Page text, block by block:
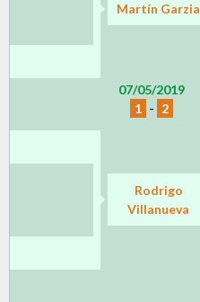
Martín Garzia
07/05/2019
1 - 2
Rodrigo
Villanueva